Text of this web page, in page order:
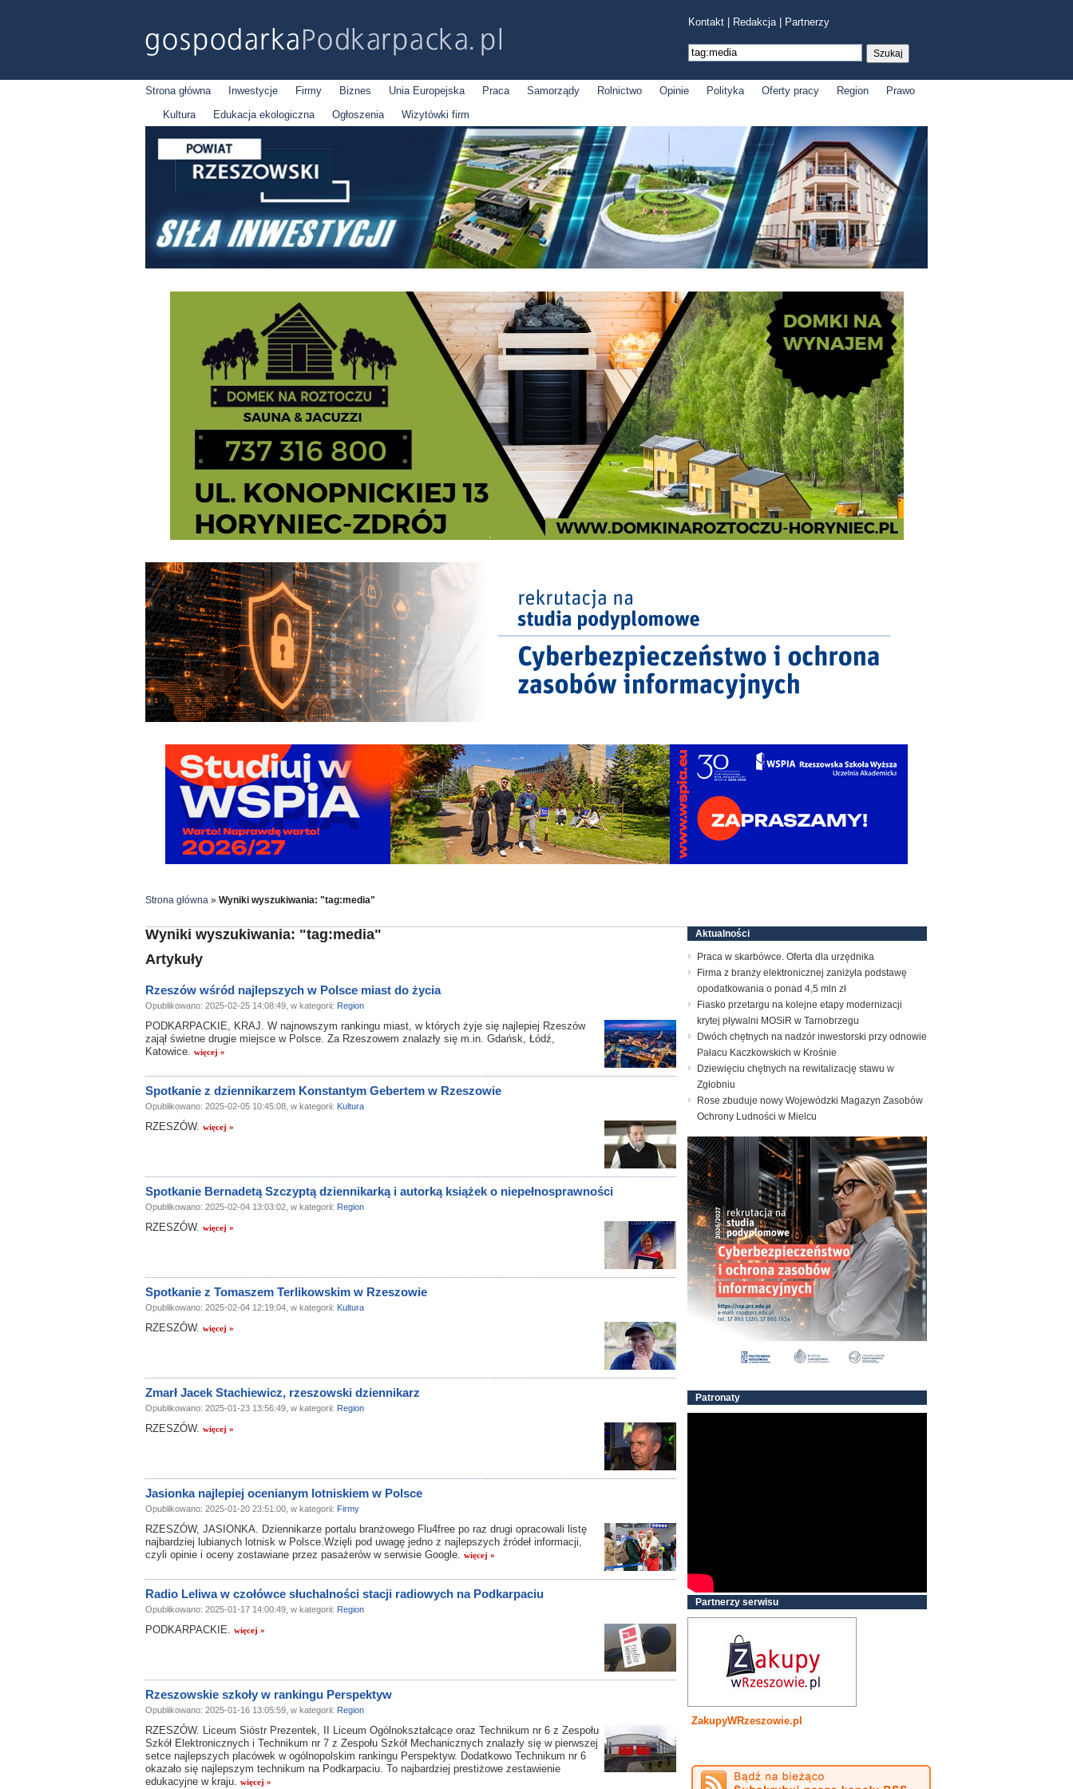
Kontakt Redakcja| Partnerzy
Strona główna Inwestycje Firmy Biznes Unia Europejska Praca Samorządy Rolnictwo Opinie Polityka Oferty pracy Region
Prawo
Kultura
Edukacja ekologiczna Ogłoszenia Wizytówki firm
Strona główna » Wyniki wyszukiwania: "tag:media"
Wyniki wyszukiwania: "tag:media"
Artykuły
Rzeszów wśród najlepszych w Polsce miast do życia
Opublikowano: 2025-02-25 14:08:49, w kategorii: Region
PODKARPACKIE, KRAJ. W najnowszym rankingu miast, w których żyje się najlepiej Rzeszów
zajął świetne drugie miejsce w Polsce. Za Rzeszowem znalazły się m.in. Gdańsk, Łódź,
Katowice. więcej »
Spotkanie z dziennikarzem Konstantym Gebertem w Rzeszowie
Opublikowano: 2025-02-05 10:45:08, w kategorii: Kultura
RZESZÓW. więcej »
Spotkanie Bernadetą Szczyptą dziennikarką i autorką książek o niepełnosprawności
Opublikowano: 2025-02-04 13:03:02, w kategorii: Region
RZESZÓW. więcej »
Spotkanie z Tomaszem Terlikowskim w Rzeszowie
Opublikowano: 2025-02-04 12:19:04, w kategorii: Kultura
RZESZÓW. więcej »
Zmarł Jacek Stachiewicz, rzeszowski dziennikarz
Opublikowano: 2025-01-23 13:56:49, w kategorii: Region
RZESZÓW. więcej »
Jasionka najlepiej ocenianym lotniskiem w Polsce
Opublikowano: 2025-01-20 23:51:00, w kategorii: Firmy
RZESZÓW, JASIONKA. Dziennikarze portalu branżowego Flu4free po raz drugi opracowali listę
najbardziej lubianych lotnisk w Polsce.Wzięli pod uwagę jedno z najlepszych źródeł informacji,
czyli opinie i oceny zostawiane przez pasażerów w serwisie Google. więcej »
Radio Leliwa w czołówce słuchalności stacji radiowych na Podkarpaciu
Opublikowano: 2025-01-17 14:00:49, w kategorii: Region
PODKARPACKIE. więcej »
Rzeszowskie szkoły w rankingu Perspektyw
Opublikowano: 2025-01-16 13:05:59, w kategorii: Region
RZESZÓW. Liceum Sióstr Prezentek, II Liceum Ogólnokształcące oraz Technikum nr 6 z Zespołu
Szkół Elektronicznych i Technikum nr 7 z Zespołu Szkół Mechanicznych znalazły się w pierwszej
setce najlepszych placówek w ogólnopolskim rankingu Perspektyw. Dodatkowo Technikum nr 6
okazało się najlepszym technikum na Podkarpaciu. To najbardziej prestiżowe zestawienie
edukacyjne w kraju. więcej »
Aktualności
Praca w skarbówce. Oferta dla urzędnika
Firma z branży elektronicznej zaniżyła podstawę
opodatkowania o ponad 4,5 mln zł
Fiasko przetargu na kolejne etapy modernizacji
krytej pływalni MOSiR w Tarnobrzegu
Dwóch chętnych na nadzór inwestorski przy odnowie
Pałacu Kaczkowskich w Krośnie
Dziewięciu chętnych na rewitalizację stawu w
Zgłobniu
Rose zbuduje nowy Wojewódzki Magazyn Zasobów
Ochrony Ludności w Mielcu
Patronaty
Partnerzy serwisu
ZakupyWRzeszowie.pl